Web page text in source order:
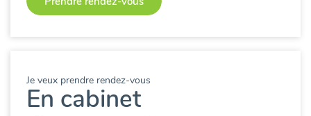
Je veux prendre rendez-vous
En cabinet